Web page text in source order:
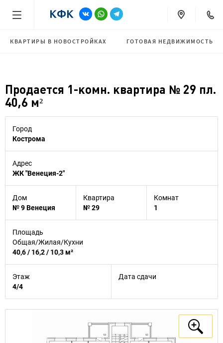
КВАРТИРЫ В НОВОСТРОЙКАХ ГОТОВАЯ НЕДВИЖИМОСТЬ
Продается 1-комн. квартира № 29 пл.
40,6 м²
Город
Кострома
Адрес
ЖК "Венеция-2"
Дом
№ 9 Венеция
Квартира
№ 29
Комнат
1
Площадь
Общая/Жилая/Кухни
40,6 / 16,2 / 10,3 м²
Этаж
4/4
Дата сдачи